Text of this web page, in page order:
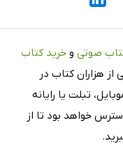
صوتی و خرید کتاب
از هزاران کتاب در
تبلت یا رایانه
خواهد بود تا از